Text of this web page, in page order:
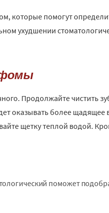
которые помогут
ухудшении
Продолжайте чистить
оказывать более щадящее
щетку теплой водой.
поможет